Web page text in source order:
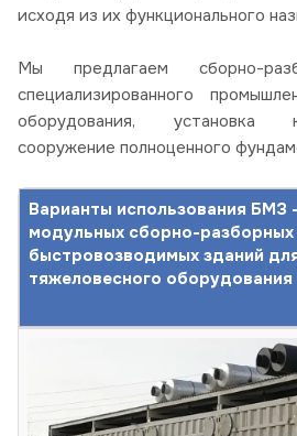
исходя из их функционального
Мы предлагаем сборно-
специализированного
оборудования, установка
сооружение полноценного
Варианты использования БМЗ
модульных сборно-разборных
быстровозводимых зданий
тяжеловесного оборудования